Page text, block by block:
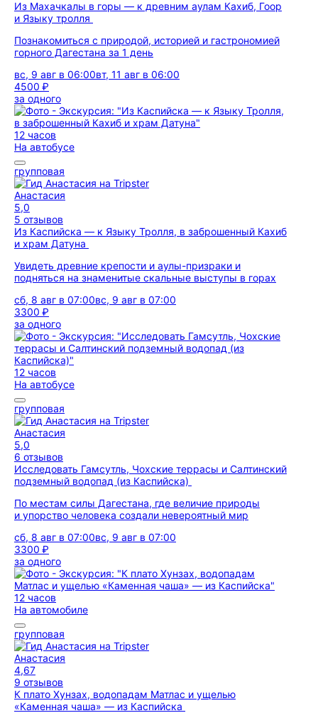
Из Махачкалы в горы — к древним аулам Кахиб, Гоор
и Языку тролля
Познакомиться с природой, историей и гастрономией
горного Дагестана за 1 день
вс, 9 авг в 06:00вт, 11 авг в 06:00
4500 ₽
за одного
12 часов
На автобусе
групповая
Анастасия
5,0
5 отзывов
Из Каспийска — к Языку Тролля, в заброшенный Кахиб
и храм Датуна
Увидеть древние крепости и аулы-призраки и
подняться на знаменитые скальные выступы в горах
сб, 8 авг в 07:00вс, 9 авг в 07:00
3300 ₽
за одного
12 часов
На автобусе
групповая
Анастасия
5,0
6 отзывов
Исследовать Гамсутль, Чохские террасы и Салтинский
подземный водопад (из Каспийска)
По местам силы Дагестана, где величие природы
и упорство человека создали невероятный мир
сб, 8 авг в 07:00вс, 9 авг в 07:00
3300 ₽
за одного
12 часов
На автомобиле
групповая
Анастасия
4,67
9 отзывов
К плато Хунзах, водопадам Матлас и ущелью
«Каменная чаша» — из Каспийска